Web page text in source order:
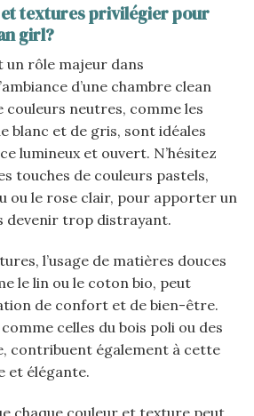
textures privilégier pour
girl?
un rôle majeur dans
d’une chambre clean
couleurs neutres, comme les
blanc et de gris, sont idéales
lumineux et ouvert. N’hésitez
touches de couleurs pastels,
ou le rose clair, pour apporter un
devenir trop distrayant.
l’usage de matières douces
le lin ou le coton bio, peut
de confort et de bien-être.
celles du bois poli ou des
contribuent également à cette
et élégante.
chaque couleur et texture peut